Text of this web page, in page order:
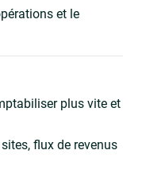
et le
plus vite et
flux de revenus